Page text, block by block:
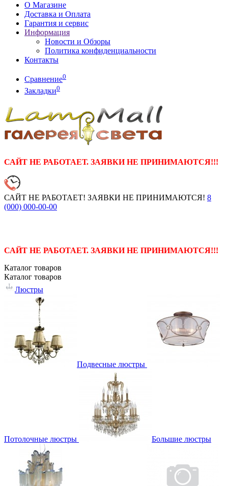
О Магазине
Доставка и Оплата
Гарантия и сервис
Информация
Новости и Обзоры
Политика конфиденциальности
Контакты
Сравнение0
Закладки0
САЙТ НЕ РАБОТАЕТ. ЗАЯВКИ НЕ ПРИНИМАЮТСЯ!!!
САЙТ НЕ РАБОТАЕТ! ЗАЯВКИ НЕ ПРИНИМАЮТСЯ! 8
(000) 000-00-00
САЙТ НЕ РАБОТАЕТ. ЗАЯВКИ НЕ ПРИНИМАЮТСЯ!!!
Каталог товаров
Каталог товаров
Люстры
Подвесные люстры
Потолочные люстры Большие люстры